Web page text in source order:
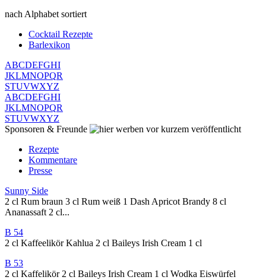
nach Alphabet sortiert
Cocktail Rezepte
Barlexikon
ABCDEFGHI
JKLMNOPQR
STUVWXYZ
ABCDEFGHI
JKLMNOPQR
STUVWXYZ
Sponsoren & Freunde
vor kurzem veröffentlicht
Rezepte
Kommentare
Presse
Sunny Side
2 cl Rum braun 3 cl Rum weiß 1 Dash Apricot Brandy 8 cl
Ananassaft 2 cl...
B 54
2 cl Kaffeelikör Kahlua 2 cl Baileys Irish Cream 1 cl
B 53
2 cl Kaffelikör 2 cl Baileys Irish Cream 1 cl Wodka Eiswürfel